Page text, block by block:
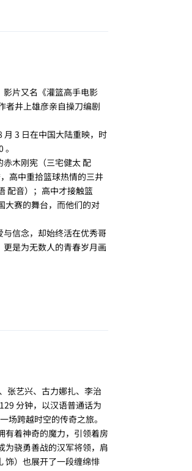
影片又名《灌篮高手电影
者井上雄彦亲自操刀编剧
月 3 日在中国大陆重映，时
木刚宪（三宅健太 配
高中重拾篮球热情的三井
配音）；高中才接触篮
大赛的舞台，而他们的对
信念，却始终活在优秀哥
是为无数人的青春岁月画
张艺兴、古力娜扎、李治
分钟，以汉语普通话为
场跨越时空的传奇之旅。
有着神奇的魔力，引领着房
为骁勇善战的汉军将领，肩
饰）也展开了一段缠绵悱